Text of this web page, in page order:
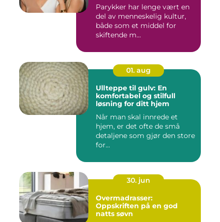
Parykker har lenge vært en
del av menneskelig kultur,
både som et middel for
skiftende m...
01. aug
Ullteppe til gulv: En
komfortabel og stilfull
løsning for ditt hjem
Når man skal innrede et
hjem, er det ofte de små
detaljene som gjør den store
for...
30. jun
Overmadrasser:
Oppskriften på en god
natts søvn